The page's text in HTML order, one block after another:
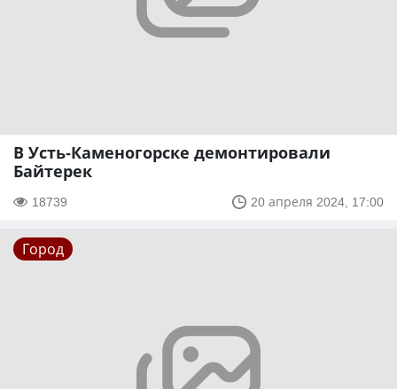
В Усть-Каменогорске демонтировали
Байтерек
18739 20 апреля 2024, 17:00
Город